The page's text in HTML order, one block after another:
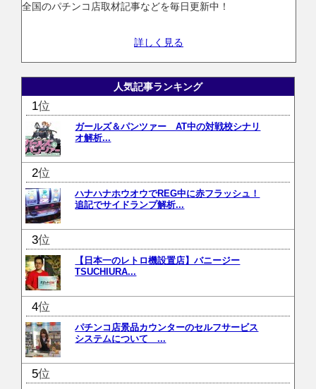
全国のパチンコ店取材記事などを毎日更新中！
詳しく見る
人気記事ランキング
位
ガールズ＆パンツァー AT中の対戦校シナリ
オ解析...
位
ハナハナホウオウでREG中に赤フラッシュ！
追記でサイドランプ解析...
位
【日本一のレトロ機設置店】バニージー
TSUCHIURA...
位
パチンコ店景品カウンターのセルフサービス
システムについて ...
位